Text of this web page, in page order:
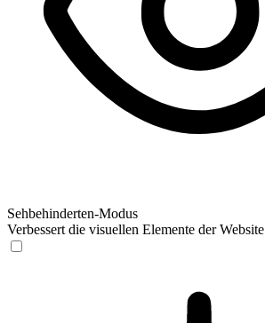
Sehbehinderten-Modus
Verbessert die visuellen Elemente der Website